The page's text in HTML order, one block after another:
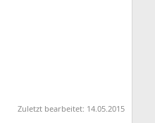
Zuletzt bearbeitet: 14.05.2015